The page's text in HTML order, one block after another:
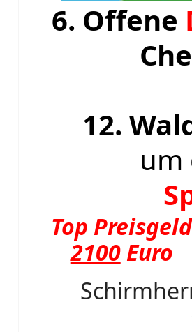
6. Offene
12.
um
Top Preisgeld
2100Euro